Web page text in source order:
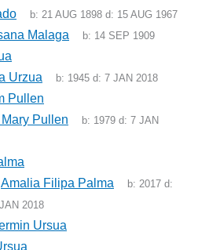
b:21 AUG 1898 d: 15 AUG 1967
Malaga b: 14 SEP 1909
Urzua b: 1945 d:7 JAN 2018
Pullen
Pullen b: 1979 d:7 JAN
Amalia Filipa Palma b:2017 d:
2018
Ursua